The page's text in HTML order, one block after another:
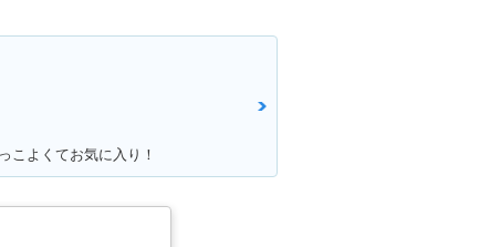
こよくてお気に入り！